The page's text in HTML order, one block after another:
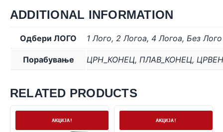
ADDITIONAL INFORMATION
Одбери ЛОГО 1 Лого, 2 Логоa, 4 Логоa, Без Лого
Порабување ЦРН_КОНЕЦ, ПЛАВ_КОНЕЦ,
RELATED PRODUCTS
АКЦИЈА! АКЦИЈА!